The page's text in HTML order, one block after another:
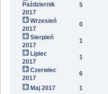
Październik
2017
5
Wrzesień
2017
0
Sierpień
2017
1
Lipiec
2017
1
Czerwiec
2017
6
Maj 2017 1